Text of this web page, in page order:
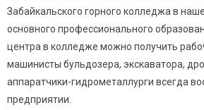
Забайкальского горного колледжа в
основного профессионального
центра в колледже можно получить
машинисты бульдозера, экскаватора,
аппаратчики-гидрометаллурги всегда
предприятии.